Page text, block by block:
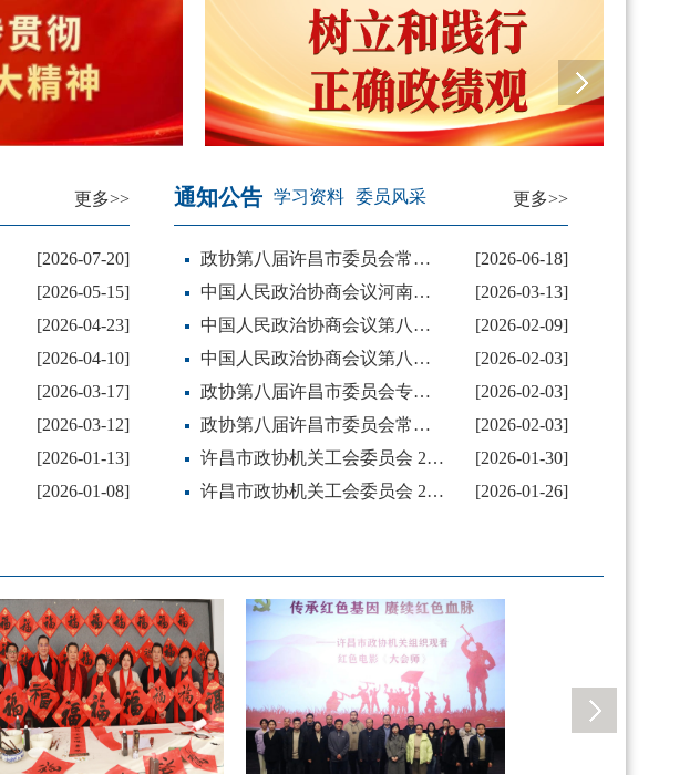
更多>>
[2026-07-20]
[2026-05-15]
[2026-04-23]
[2026-04-10]
[2026-03-17]
[2026-03-12]
[2026-01-13]
[2026-01-08]
通知公告 更多>>
政协第八届许昌市委员会常务委员会第二十一次会议通过有关人事事项
[2026-06-18]
中国人民政治协商会议河南省许昌市委员会2026年度部门预算
[2026-03-13]
中国人民政治协商会议第八届许昌市委员会补选副主席、常务委员名单
[2026-02-09]
中国人民政治协商会议第八届许昌市委员会第四次会议秘书长、副秘书长名单
[2026-02-03]
政协第八届许昌市委员会专门委员会主任任免名单
[2026-02-03]
政协第八届许昌市委员会常务委员会第十九次会议通过有关人事事项
[2026-02-03]
许昌市政协机关工会委员会 2026年春节慰问物资采购询价结果公示
[2026-01-30]
许昌市政协机关工会委员会 2026年春节慰问物资采购询价公告
[2026-01-26]
学习资料 委员风采